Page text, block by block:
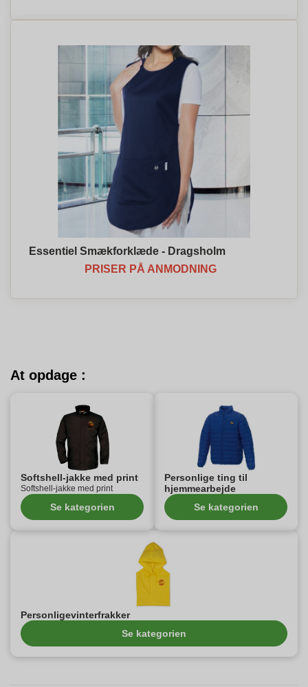
Essentiel Smækforklæde - Dragsholm
PRISER PÅ ANMODNING
At opdage :
Softshell-jakke med print
Softshell-jakke med print
Se kategorien
Personlige ting til
hjemmearbejde
Se kategorien
Personligevinterfrakker
Se kategorien